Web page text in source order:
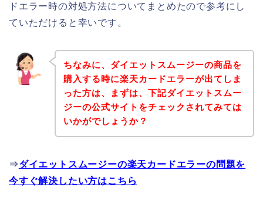
ドエラー時の対処方法についてまとめたので参考にし
ていただけると幸いです。
ちなみに、ダイエットスムージーの商品を
購入する時に楽天カードエラーが出てしま
った方は、まずは、下記ダイエットスムー
ジーの公式サイトをチェックされてみては
いかがでしょうか？
⇒ダイエットスムージーの楽天カードエラーの問題を
今すぐ解決したい方はこちら